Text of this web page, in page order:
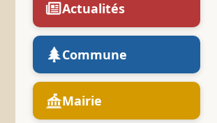
Actualités
Commune
Mairie